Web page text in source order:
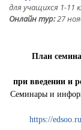
для учащихся 1-11
Онлайн тур:27
План
при введении и
Семинары и
https://